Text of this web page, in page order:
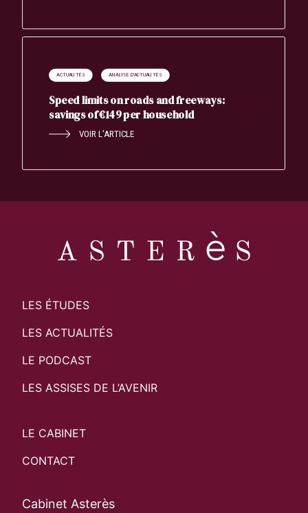
ACTUALITÉS ANALYSE D'ACTUALITÉS
Speed limits on roads and freeways:
savings of €149 per household
VOIR L’ARTICLE
LES ÉTUDES
LES ACTUALITÉS
LE PODCAST
LES ASSISES DE L’AVENIR
LE CABINET
CONTACT
Cabinet Asterès